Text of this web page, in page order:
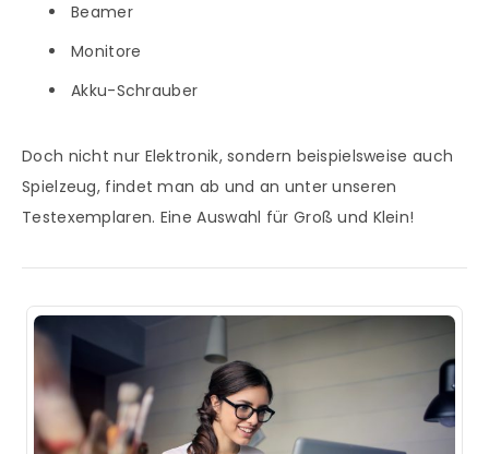
Beamer
Monitore
Akku-Schrauber
Doch nicht nur Elektronik, sondern beispielsweise auch
Spielzeug, findet man ab und an unter unseren
Testexemplaren. Eine Auswahl für Groß und Klein!